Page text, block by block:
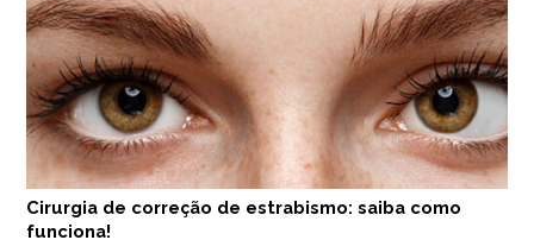
Cirurgia de correção de estrabismo: saiba como
funciona!